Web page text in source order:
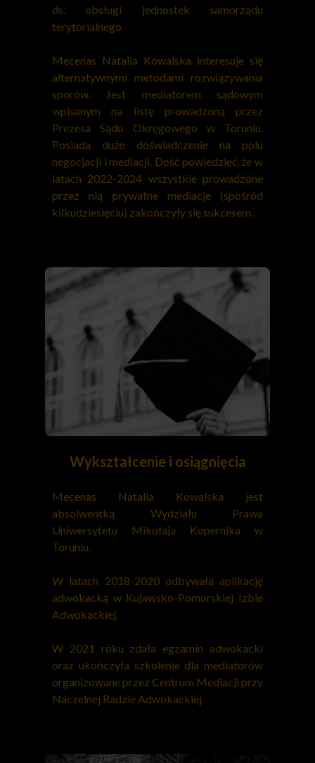
ds. obsługi jednostek samorządu
terytorialnego.
Mecenas Natalia Kowalska interesuje się
alternatywnymi metodami rozwiązywania
sporów. Jest mediatorem sądowym
wpisanym na listę prowadzoną przez
Prezesa Sądu Okręgowego w Toruniu.
Posiada duże doświadczenie na polu
negocjacji i mediacji. Dość powiedzieć, że w
latach 2022-2024 wszystkie prowadzone
przez nią prywatne mediacje (spośród
kilkudziesięciu) zakończyły się sukcesem.
Wykształcenie i osiągnięcia
Mecenas Natalia Kowalska jest
absolwentką Wydziału Prawa
Uniwersytetu Mikołaja Kopernika w
Toruniu.
W latach 2018-2020 odbywała aplikację
adwokacką w Kujawsko-Pomorskiej Izbie
Adwokackiej.
W 2021 roku zdała egzamin adwokacki
oraz ukończyła szkolenie dla mediatorów
organizowane przez Centrum Mediacji przy
Naczelnej Radzie Adwokackiej.